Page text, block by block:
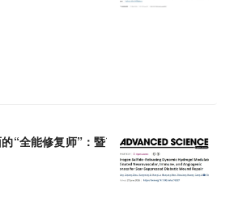
“全能修复师”：暨南大学胡平等揭示H₂S